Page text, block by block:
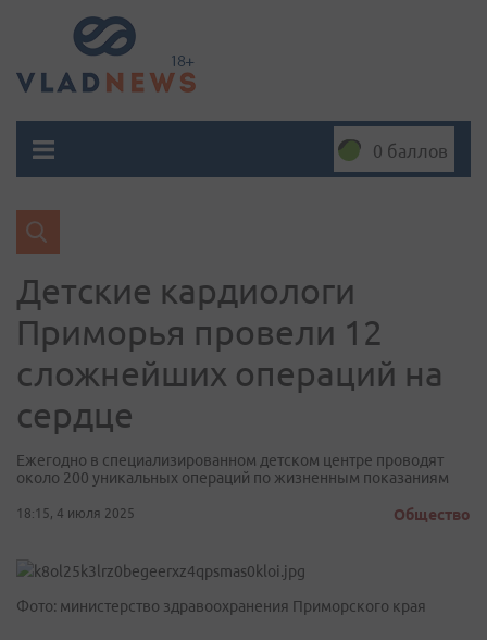
0 баллов
Детские кардиологи
Приморья провели 12
сложнейших операций на
сердце
Ежегодно в специализированном детском центре проводят
около 200 уникальных операций по жизненным показаниям
18:15, 4 июля 2025 Общество
Фото: министерство здравоохранения Приморского края